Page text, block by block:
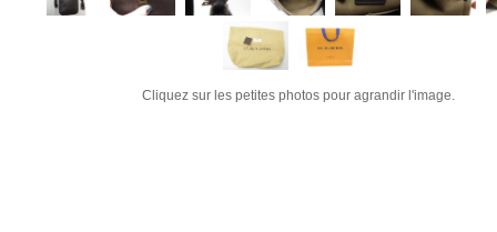
Cliquez sur les petites photos pour agrandir l'image.